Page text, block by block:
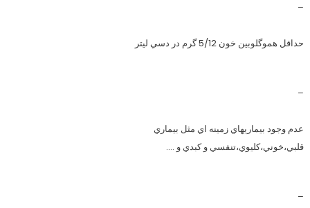
–
حداقل هموگلوبين خون 5/12 گرم در دسي ليتر
–
عدم وجود بيماريهاي زمينه اي مثل بيماري
قلبي،خوني،كليوي،تنفسي و كبدي و ….
–